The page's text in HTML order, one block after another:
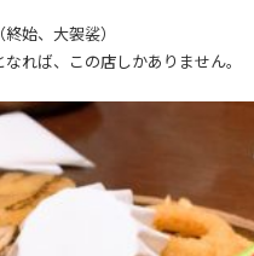
始、大袈裟）
れば、この店しかありません。